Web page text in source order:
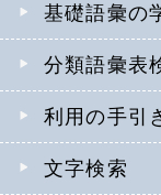
基礎語彙の
分類語彙表
利用の手引
文字検索